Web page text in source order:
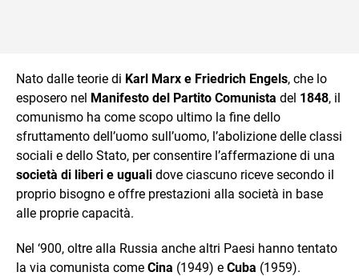
Nato dalle teorie di Karl Marx e Friedrich Engels, che lo
esposero nel Manifesto del Partito Comunista del 1848, il
comunismo ha come scopo ultimo la fine dello
sfruttamento dell’uomo sull’uomo, l’abolizione delle classi
sociali e dello Stato, per consentire l’affermazione di una
società di liberi e uguali dove ciascuno riceve secondo il
proprio bisogno e offre prestazioni alla società in base
alle proprie capacità.
Nel ‘900, oltre alla Russia anche altri Paesi hanno tentato
la via comunista come Cina (1949) e Cuba (1959).